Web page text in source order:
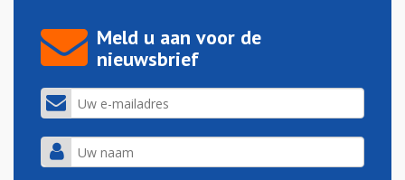
Meld u aan voor de
nieuwsbrief